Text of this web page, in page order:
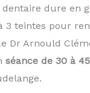
dure en
3 teintes pour
Dr Arnould
séance de 30 à